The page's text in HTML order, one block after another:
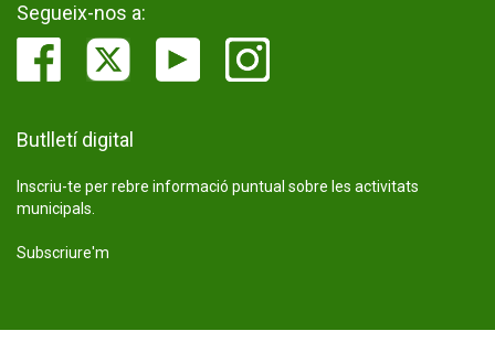
Segueix-nos a:
Butlletí digital
Inscriu-te per rebre informació puntual sobre les activitats
municipals.
Subscriure'm